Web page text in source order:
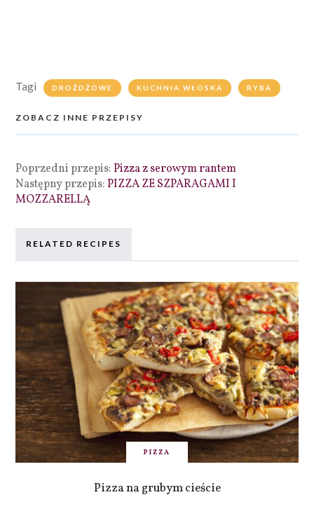
Tagi DROŻDŻOWE KUCHNIA WŁOSKA RYBA
ZOBACZ INNE PRZEPISY
Poprzedni przepis:Pizza z serowym rantem
Następny przepis:PIZZA ZE SZPARAGAMI I
MOZZARELLĄ
RELATED RECIPES
PIZZA
Pizza na grubym cieście